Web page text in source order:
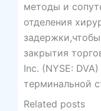
методы и
отделения
закрытия
Inc. (NYSE:
терминальной
Related posts